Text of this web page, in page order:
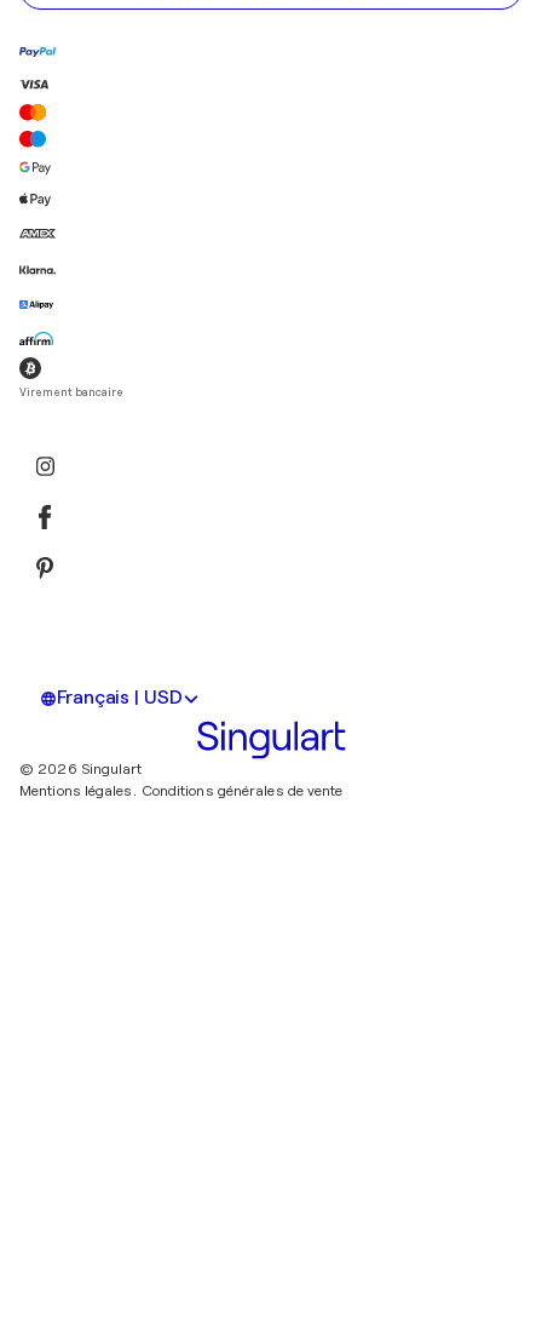
Virement bancaire
Français | USD
© 2026 Singulart
Mentions légales. Conditions générales de vente